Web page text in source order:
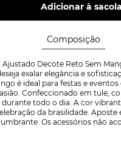
Adicionar à sacola
Composição
Ajustado Decote Reto Sem
exalar elegância e
é ideal para festas e
Confeccionado em tule,
todo o dia. A cor
da brasilidade.
Os acessórios não